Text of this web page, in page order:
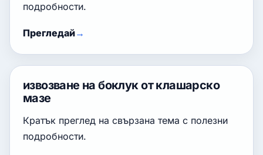
подробности.
Прегледай
извозване на боклук от клашарско
мазе
Кратък преглед на свързана тема с полезни
подробности.